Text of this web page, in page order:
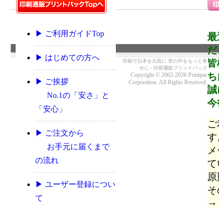
最
だ
誠
今
す
→
▶ ご利用ガイドTop
▶ はじめての方へ
▶ ご挨拶
No.1の「安さ」と
「安心」
▶ ご注文から
お手元に届くまで
の流れ
▶ ユーザー登録につい
て
印刷で日本を元気に 世の中をもっと幸
せに - 印刷通販プリントパック
Copyright © 2002-2026 Printpac
Corporation. All Rights Reserved.